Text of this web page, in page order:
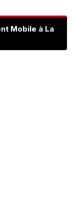
Mobile à La